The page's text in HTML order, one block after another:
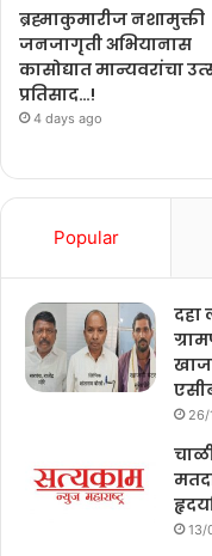
ब्रह्माकुमारीज नशामुक्ती
जनजागृती अभियानास
कासोद्यात मान्यवरांचा
प्रतिसाद…!
4 days ago
Popular
दहा
13/